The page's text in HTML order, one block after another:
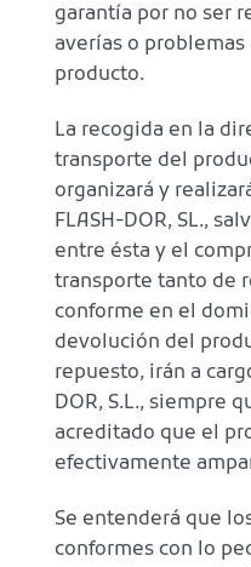
garantía por no ser
averías o
producto.
La recogida en la
transporte del
organizará y
FLASH-DOR, SL.,
entre ésta y el
transporte tanto de
conforme en el
devolución del
repuesto, irán a
DOR, S.L., siempre
acreditado que el
efectivamente
Se entenderá que
conformes con lo